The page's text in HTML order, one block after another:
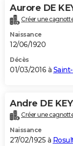
Aurore DE
Créer une
Naissance
12/06/1920
Décès
01/03/2016 à
Andre DE
Créer une
Naissance
27/02/1925 à